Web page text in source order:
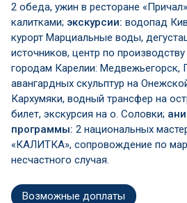
2 обеда, ужин в ресторане
калитками; экскурсии: водопад
курорт Марциальные воды,
источников, центр по
городам Карелии: Медвежьегорск,
авангардных скульптур на
Кархумяки, водный трансфер на
билет, экскурсия на о. Соловки;
программы: 2 национальных
«КАЛИТКА», сопровождение по
несчастного случая.
Возможные доплаты